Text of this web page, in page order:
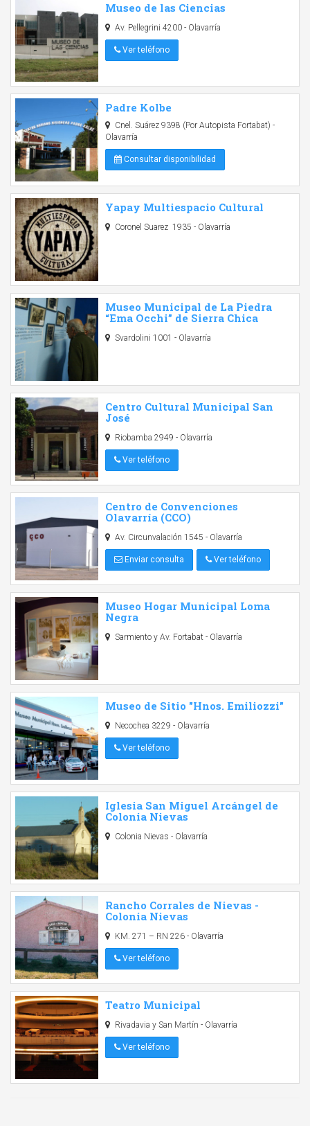
Museo de las Ciencias
Av. Pellegrini 4200 - Olavarría
Ver teléfono
Padre Kolbe
Cnel. Suárez 9398 (Por Autopista Fortabat) -
Olavarría
Consultar disponibilidad
Yapay Multiespacio Cultural
Coronel Suarez 1935 - Olavarría
Museo Municipal de La Piedra
“Ema Occhi” de Sierra Chica
Svardolini 1001 - Olavarría
Centro Cultural Municipal San
José
Riobamba 2949 - Olavarría
Ver teléfono
Centro de Convenciones
Olavarría (CCO)
Av. Circunvalación 1545 - Olavarría
Enviar consulta Ver teléfono
Museo Hogar Municipal Loma
Negra
Sarmiento y Av. Fortabat - Olavarría
Museo de Sitio "Hnos. Emiliozzi"
Necochea 3229 - Olavarría
Ver teléfono
Iglesia San Miguel Arcángel de
Colonia Nievas
Colonia Nievas - Olavarría
Rancho Corrales de Nievas -
Colonia Nievas
KM. 271 – RN 226 - Olavarría
Ver teléfono
Teatro Municipal
Rivadavia y San Martín - Olavarría
Ver teléfono